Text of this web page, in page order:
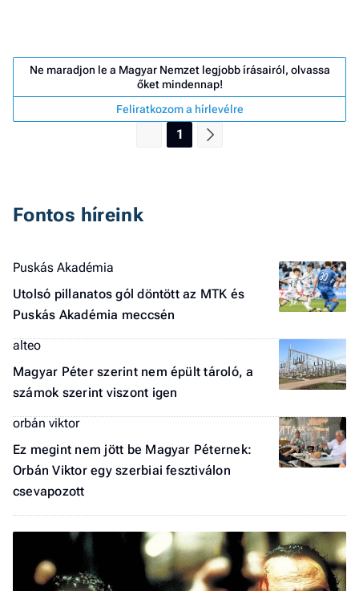
Ne maradjon le a Magyar Nemzet legjobb írásairól, olvassa
őket mindennap!
Feliratkozom a hírlevélre
1
Fontos híreink
Puskás Akadémia
Utolsó pillanatos gól döntött az MTK és
Puskás Akadémia meccsén
alteo
Magyar Péter szerint nem épült tároló, a
számok szerint viszont igen
orbán viktor
Ez megint nem jött be Magyar Péternek:
Orbán Viktor egy szerbiai fesztiválon
csevapozott